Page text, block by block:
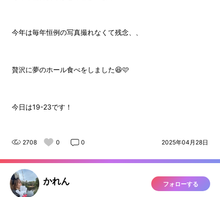
今年は毎年恒例の写真撮れなくて残念、、
贅沢に夢のホール食べをしました😆🩷
今日は19-23です！
2708 0 0 2025年04月28日
かれん フォローする